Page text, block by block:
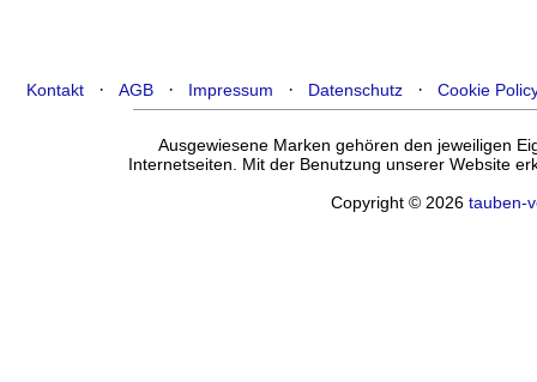
Kontakt ·AGB · Impressum · Datenschutz ·Cookie
Ausgewiesene Marken gehören den jeweiligen
Internetseiten. Mit der Benutzung unserer Website
Copyright © 2026tauben-